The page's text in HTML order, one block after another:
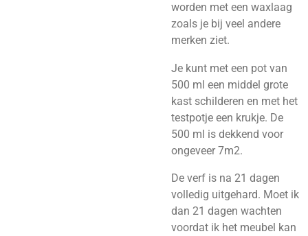
worden met een waxlaag
zoals je bij veel andere
merken ziet.
Je kunt met een pot van
500 ml een middel grote
kast schilderen en met het
testpotje een krukje. De
500 ml is dekkend voor
ongeveer 7m2.
De verf is na 21 dagen
volledig uitgehard. Moet ik
dan 21 dagen wachten
voordat ik het meubel kan